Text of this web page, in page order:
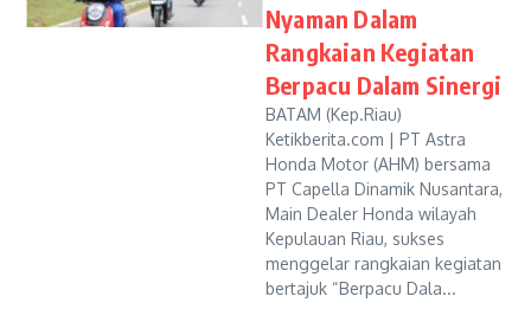
Nyaman Dalam
Rangkaian Kegiatan
Berpacu Dalam Sinergi
BATAM (Kep.Riau)
Ketikberita.com | PT Astra
Honda Motor (AHM) bersama
PT Capella Dinamik Nusantara,
Main Dealer Honda wilayah
Kepulauan Riau, sukses
menggelar rangkaian kegiatan
bertajuk “Berpacu Dala...